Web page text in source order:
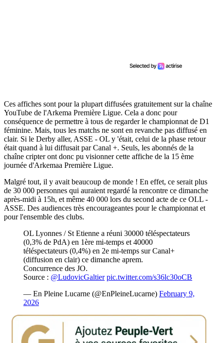
Ces affiches sont pour la plupart diffusées gratuitement sur la chaîne
YouTube de l'Arkema Première Ligue. Cela a donc pour
conséquence de permettre à tous de regarder le championnat de D1
féminine. Mais, tous les matchs ne sont en revanche pas diffusé en
clair. Si le Derby aller, ASSE - OL y 'était, celui de la phase retour
était quand à lui diffusait par Canal +. Seuls, les abonnés de la
chaîne cripter ont donc pu visionner cette affiche de la 15 ème
journée d'Arkemaa Première Ligue.
Malgré tout, il y avait beaucoup de monde ! En effet, ce serait plus
de 30 000 personnes qui auraient regardé la rencontre ce dimanche
après-midi à 15h, et même 40 000 lors du second acte de ce OLL -
ASSE. Des audiences très encourageantes pour le championnat et
pour l'ensemble des clubs.
OL Lyonnes / St Etienne a réuni 30000 téléspectateurs
(0,3% de PdA) en 1ère mi-temps et 40000
téléspectateurs (0,4%) en 2e mi-temps sur Canal+
(diffusion en clair) ce dimanche aprem.
Concurrence des JO.
Source : @LudovicGaltier pic.twitter.com/s36lc30oCB
— En Pleine Lucarne (@EnPleineLucarne) February 9,
2026